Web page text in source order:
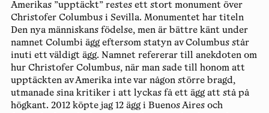
Amerikas ”upptäckt” restes ett stort monument över
Christofer Columbus i Sevilla. Monumentet har titeln
Den nya människans födelse, men är bättre känt under
namnet Columbi ägg eftersom statyn av Columbus står
inuti ett väldigt ägg. Namnet refererar till anekdoten om
hur Christofer Columbus, när man sade till honom att
upptäckten av Amerika inte var någon större bragd,
utmanade sina kritiker i att lyckas få ett ägg att stå på
högkant. 2012 köpte jag 12 ägg i Buenos Aires och